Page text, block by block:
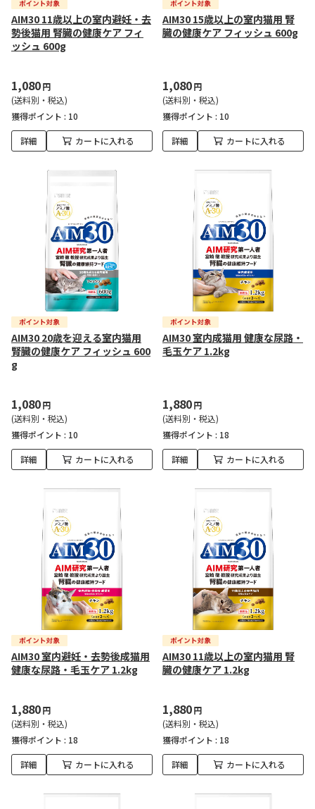
AIM30 11歳以上の室内避妊・去
勢後猫用 腎臓の健康ケア フィ
ッシュ 600g
1,080円
(送料別・税込)
獲得ポイント : 10
詳細 カートに入れる
AIM30 15歳以上の室内猫用 腎
臓の健康ケア フィッシュ 600g
1,080円
(送料別・税込)
獲得ポイント : 10
詳細 カートに入れる
AIM30 20歳を迎える室内猫用
腎臓の健康ケア フィッシュ 600
g
1,080円
(送料別・税込)
獲得ポイント : 10
詳細 カートに入れる
AIM30 室内成猫用 健康な尿路・
毛玉ケア 1.2kg
1,880円
(送料別・税込)
獲得ポイント : 18
詳細 カートに入れる
AIM30 室内避妊・去勢後成猫用
健康な尿路・毛玉ケア 1.2kg
1,880円
(送料別・税込)
獲得ポイント : 18
詳細 カートに入れる
AIM30 11歳以上の室内猫用 腎
臓の健康ケア 1.2kg
1,880円
(送料別・税込)
獲得ポイント : 18
詳細 カートに入れる